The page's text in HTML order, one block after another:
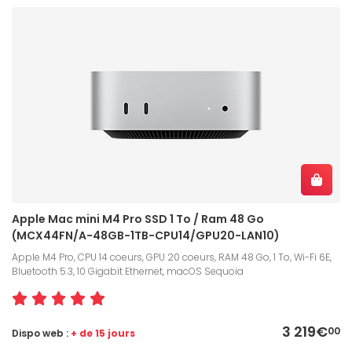
Apple Mac mini M4 Pro SSD 1 To / Ram 48 Go
(MCX44FN/A-48GB-1TB-CPU14/GPU20-LAN10)
Apple M4 Pro, CPU 14 coeurs, GPU 20 coeurs, RAM 48 Go, 1 To, Wi-Fi 6E,
Bluetooth 5.3, 10 Gigabit Ethernet, macOS Sequoia
3 219€00
Dispo web : + de 15 jours